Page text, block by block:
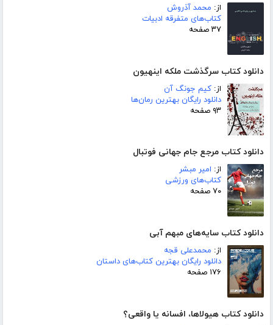
از: محمد آذروش
کتاب‌های متفرقه ادبیات
۳۷ صفحه
دانلود کتاب سرگذشت ملکه اینهیون
از: کیم جونگ آن
دانلود رایگان بهترین رمان‌ها
۹۳ صفحه
دانلود کتاب مرجع جام جهانی فوتبال
از: امیر مبشر
کتاب‌های ورزشی
۷۰ صفحه
دانلود کتاب سایه‌های مبهم آبی
از: محمدعلی قجه
دانلود رایگان بهترین کتاب‌های داستان
۱۷۶ صفحه
دانلود کتاب هیولاها، افسانه یا واقعی؟